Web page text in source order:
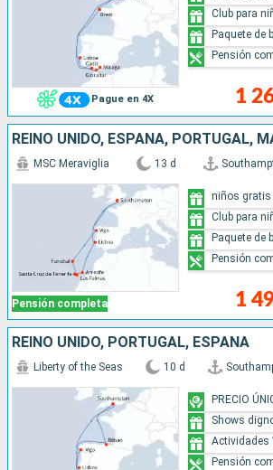
Pague en 4X 1
Club para
Paquete de
Pensión
Pensión completa
MSC Meraviglia 13 d
1
niños
Club para
Paquete de
Pensión
REINO UNIDO, PORTUGAL, ESPAÑA
Liberty of the Seas 10 d
PRECIO
Shows
Actividades
Pensión